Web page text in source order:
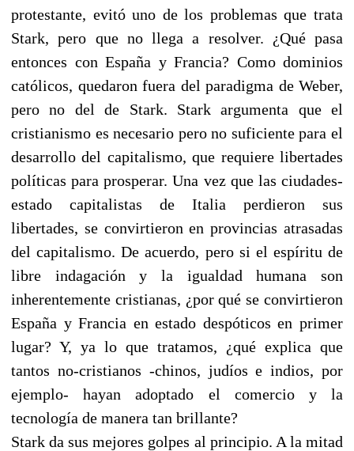
protestante, evitó uno de los problemas que trata
Stark, pero que no llega a resolver. ¿Qué pasa
entonces con España y Francia? Como dominios
católicos, quedaron fuera del paradigma de Weber,
pero no del de Stark. Stark argumenta que el
cristianismo es necesario pero no suficiente para el
desarrollo del capitalismo, que requiere libertades
políticas para prosperar. Una vez que las ciudades-
estado capitalistas de Italia perdieron sus
libertades, se convirtieron en provincias atrasadas
del capitalismo. De acuerdo, pero si el espíritu de
libre indagación y la igualdad humana son
inherentemente cristianas, ¿por qué se convirtieron
España y Francia en estado despóticos en primer
lugar? Y, ya lo que tratamos, ¿qué explica que
tantos no-cristianos -chinos, judíos e indios, por
ejemplo- hayan adoptado el comercio y la
tecnología de manera tan brillante?
Stark da sus mejores golpes al principio. A la mitad